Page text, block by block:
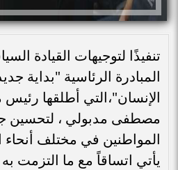
تنفيذًا لتوجيهات القيادة
المبادرة الرئاسية "بداية
الإنسان"،التي أطلقها
مصطفى مدبولي ، لتحسين
المواطنين في مختلف أنحاء
يأتي اتساقاً مع ما التزمت